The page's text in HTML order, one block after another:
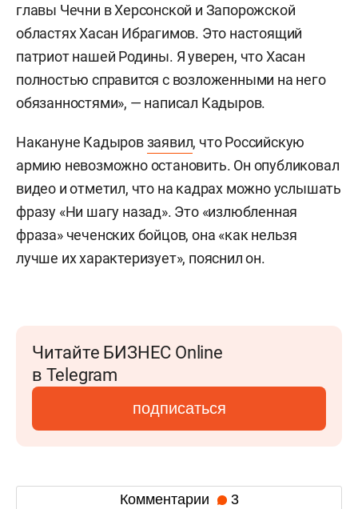
главы Чечни в Херсонской и Запорожской
областях Хасан Ибрагимов. Это настоящий
патриот нашей Родины. Я уверен, что Хасан
полностью справится с возложенными на него
обязанностями», — написал Кадыров.
Накануне Кадыровзаявил, что Российскую
армию невозможно остановить. Он опубликовал
видео и отметил, что на кадрах можно услышать
фразу «Ни шагу назад». Это «излюбленная
фраза» чеченских бойцов, она «как нельзя
лучше их характеризует», пояснил он.
Читайте БИЗНЕС Online
в Telegram
подписаться
Комментарии 3